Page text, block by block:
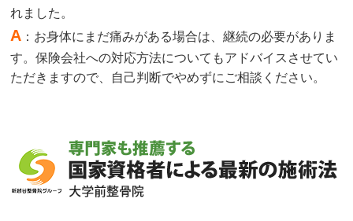
れました。
A ：お身体にまだ痛みがある場合は、継続の必要がありま
す。保険会社への対応方法についてもアドバイスさせてい
ただきますので、自己判断でやめずにご相談ください。